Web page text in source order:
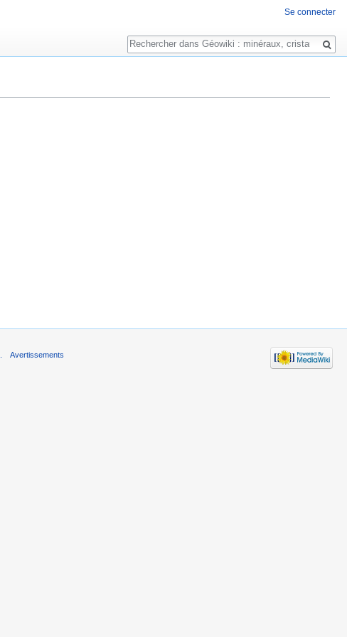
Se connecter
Rechercher
Avertissements